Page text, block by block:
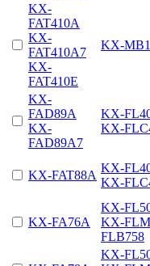
KX-
FAT410A
KX-
FAT410A7
KX-
FAT410E
KX-
KX-
FAD89A
KX-
FAD89A7
KX-
KX-
KX-FAT88A
KX-
KX-
KX-FA76A
KX-
KX-
FLB758
KX-